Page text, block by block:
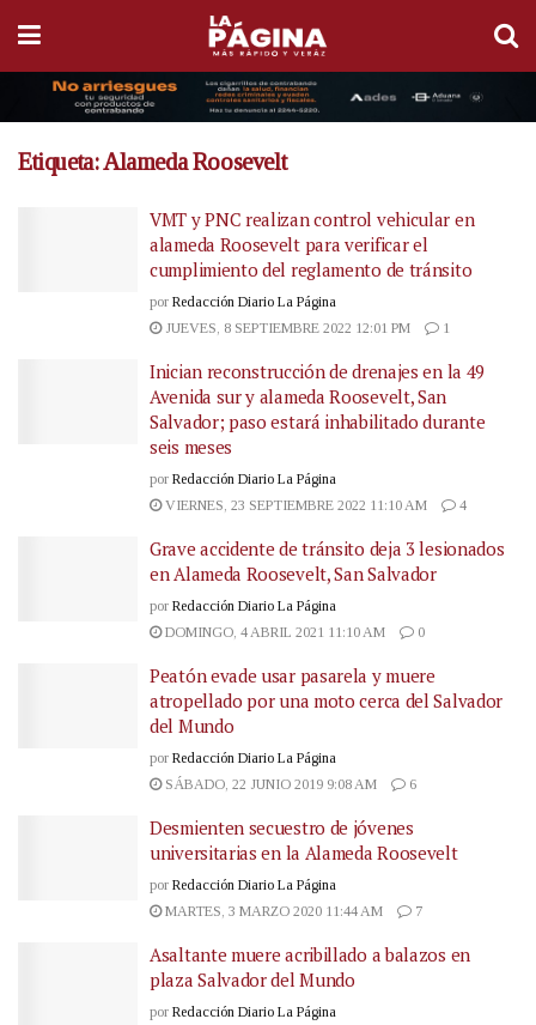
Etiqueta:Alameda Roosevelt
VMT y PNC realizan control vehicular en
alameda Roosevelt para verificar el
cumplimiento del reglamento de tránsito
por Redacción Diario La Página
JUEVES, 8 SEPTIEMBRE 2022 12:01 PM
1
Inician reconstrucción de drenajes en la 49
Avenida sur y alameda Roosevelt, San
Salvador; paso estará inhabilitado durante
seis meses
por Redacción Diario La Página
VIERNES, 23 SEPTIEMBRE 2022 11:10 AM
4
Grave accidente de tránsito deja 3 lesionados
en Alameda Roosevelt, San Salvador
por Redacción Diario La Página
DOMINGO, 4 ABRIL 2021 11:10 AM
0
Peatón evade usar pasarela y muere
atropellado por una moto cerca del Salvador
del Mundo
por Redacción Diario La Página
SÁBADO, 22 JUNIO 2019 9:08 AM
6
Desmienten secuestro de jóvenes
universitarias en la Alameda Roosevelt
por Redacción Diario La Página
MARTES, 3 MARZO 2020 11:44 AM
7
Asaltante muere acribillado a balazos en
plaza Salvador del Mundo
por Redacción Diario La Página